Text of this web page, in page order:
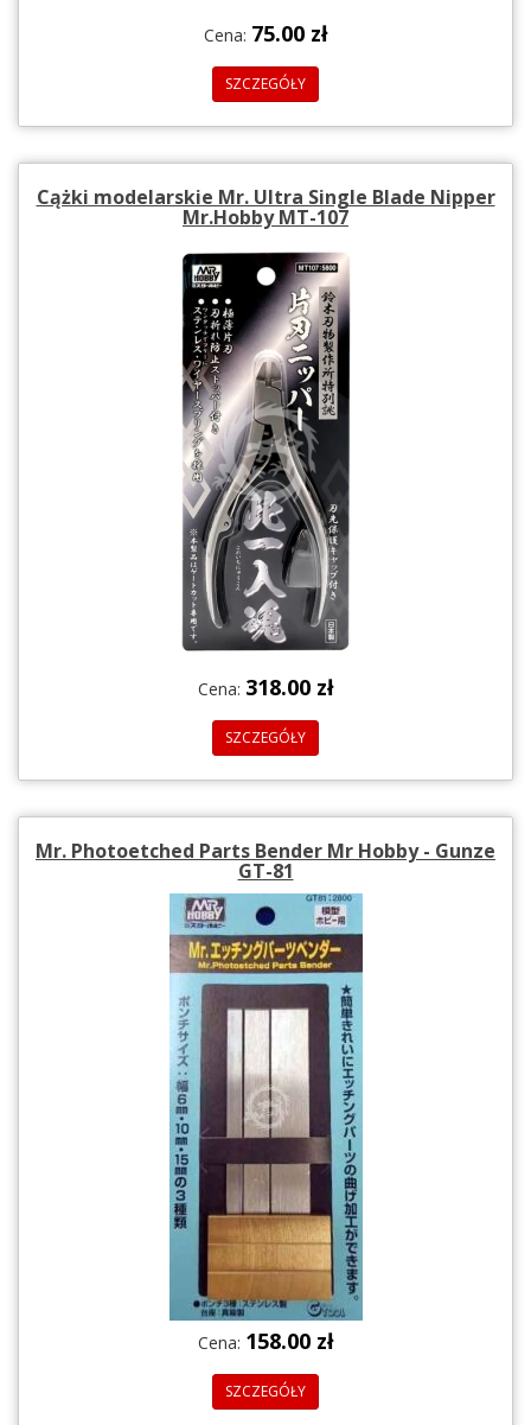
Cena: 75.00 zł
SZCZEGÓŁY
Cążki modelarskie Mr. Ultra Single Blade Nipper
Mr.Hobby MT-107
Cena: 318.00 zł
SZCZEGÓŁY
Mr. Photoetched Parts Bender Mr Hobby - Gunze
GT-81
Cena: 158.00 zł
SZCZEGÓŁY